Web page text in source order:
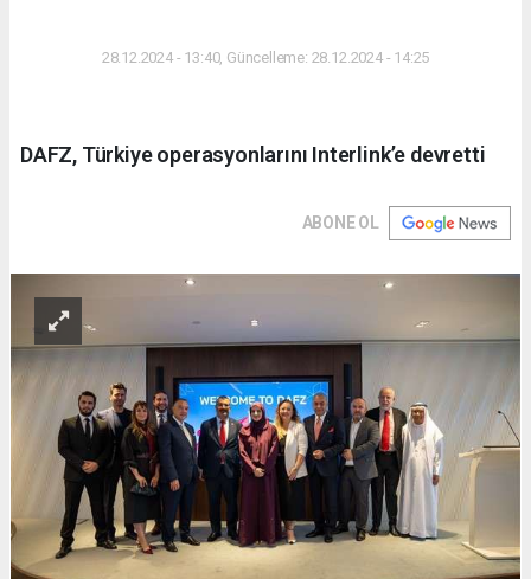
28.12.2024 - 13:40, Güncelleme: 28.12.2024 - 14:25
DAFZ, Türkiye operasyonlarını Interlink’e devretti
ABONE OL